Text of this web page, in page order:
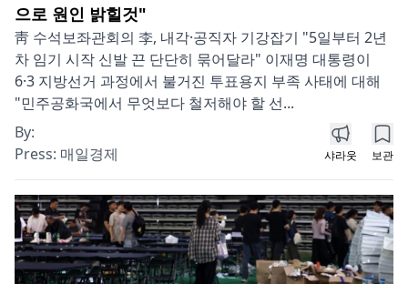
으로 원인 밝힐것"
靑 수석보좌관회의 李, 내각·공직자 기강잡기 "5일부터 2년
차 임기 시작 신발 끈 단단히 묶어달라" 이재명 대통령이
6·3 지방선거 과정에서 불거진 투표용지 부족 사태에 대해
"민주공화국에서 무엇보다 철저해야 할 선...
By:
Press: 매일경제 샤라웃 보관